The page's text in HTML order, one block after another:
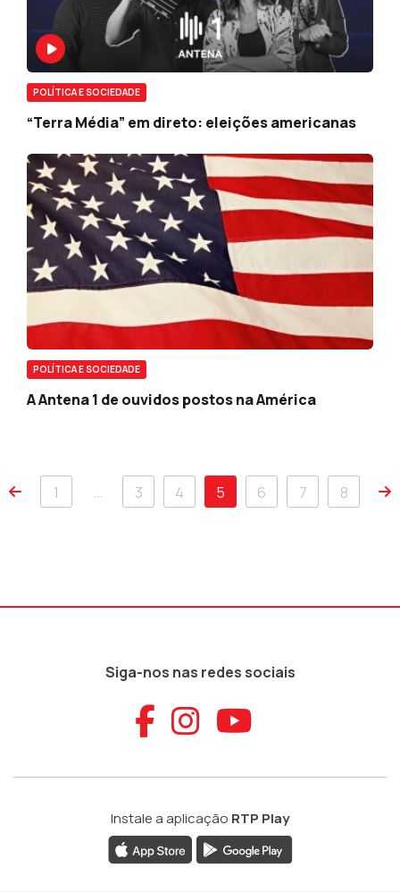
POLÍTICA E SOCIEDADE
“Terra Média” em direto: eleições americanas
POLÍTICA E SOCIEDADE
A Antena 1 de ouvidos postos na América
1 … 3 4 5 6 7 8
Siga-nos nas redes sociais
Aceder ao
Aceder ao
Aceder
Instale a aplicação RTP Play